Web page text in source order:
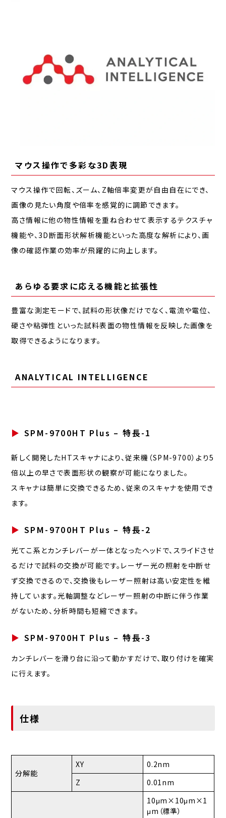
マウス操作で多彩な3D表現
マウス操作で回転、ズーム、Z軸倍率変更が自由自在にでき、
画像の見たい角度や倍率を感覚的に調節できます。
高さ情報に他の物性情報を重ね合わせて表示するテクスチャ
機能や、3D断面形状解析機能といった高度な解析により、画
像の確認作業の効率が飛躍的に向上します。
あらゆる要求に応える機能と拡張性
豊富な測定モードで、試料の形状像だけでなく、電流や電位、
硬さや粘弾性といった試料表面の物性情報を反映した画像を
取得できるようになります。
ANALYTICAL INTELLIGENCE
SPM-9700HT Plus – 特長-1
新しく開発したHTスキャナにより、従来機（SPM-9700）より5
倍以上の早さで表面形状の観察が可能になりました。
スキャナは簡単に交換できるため、従来のスキャナを使用でき
ます。
SPM-9700HT Plus – 特長-2
光てこ系とカンチレバーが一体となったヘッドで、スライドさせ
るだけで試料の交換が可能です。レーザー光の照射を中断せ
ず交換できるので、交換後もレーザー照射は高い安定性を維
持しています。光軸調整などレーザー照射の中断に伴う作業
がないため、分析時間も短縮できます。
SPM-9700HT Plus – 特長-3
カンチレバーを滑り台に沿って動かすだけで、取り付けを確実
に行えます。
仕様
分解能
XY
0.2nm
Z
0.01nm
10μm×10μm×1
μm（標準）